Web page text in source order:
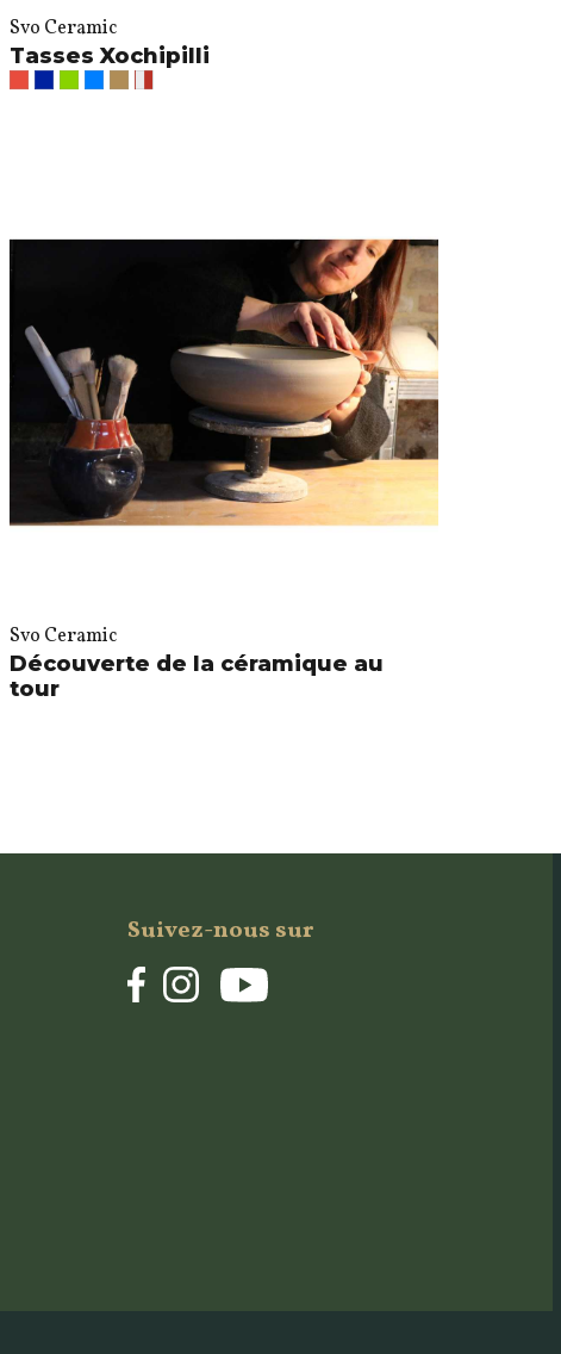
Svo Ceramic
Tasses Xochipilli
Svo Ceramic
Découverte de la céramique au
tour
Suivez-nous sur